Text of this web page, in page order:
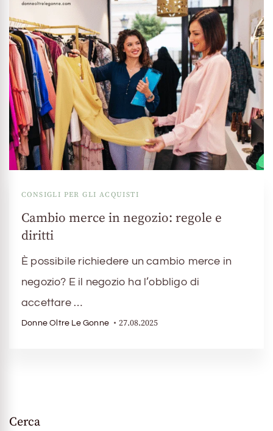
CONSIGLI PER GLI ACQUISTI
Cambio merce in negozio: regole e
diritti
È possibile richiedere un cambio merce in
negozio? E il negozio ha l’obbligo di
accettare …
Donne Oltre Le Gonne 27.08.2025
Cerca